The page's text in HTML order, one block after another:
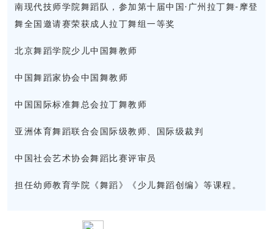
南现代技师学院舞蹈队，参加第十届中国·广州拉丁舞-摩登
舞全国邀请赛荣获成人拉丁舞组一等奖
北京舞蹈学院少儿中国舞教师
中国舞蹈家协会中国舞教师
中国国际标准舞总会拉丁舞教师
亚洲体育舞蹈联合会国际级教师、国际级裁判
中国社会艺术协会舞蹈比赛评审员
担任幼师教育学院《舞蹈》《少儿舞蹈创编》等课程。